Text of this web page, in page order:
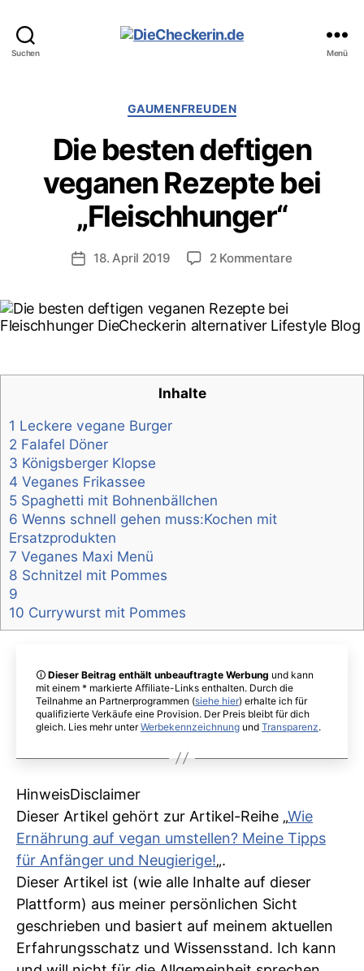
Suchen Menü
Kategorien
GAUMENFREUDEN
Die besten deftigen
veganen Rezepte bei
„Fleischhunger“
Veröffentlichungsdatum
18. April 2019 2 Kommentarezu
veganen
Inhalte
1 Leckere vegane Burger
2 Falafel Döner
3 Königsberger Klopse
4 Veganes Frikassee
5 Spaghetti mit Bohnenbällchen
6 Wenns schnell gehen muss:Kochen mit
Ersatzprodukten
7 Veganes Maxi Menü
8 Schnitzel mit Pommes
9
10 Currywurst mit Pommes
🛈 Dieser Beitrag enthält unbeauftragte Werbung und kann
mit einem * markierte Affiliate-Links enthalten. Durch die
Teilnahme an Partnerprogrammen (siehe hier) erhalte ich für
qualifizierte Verkäufe eine Provision. Der Preis bleibt für dich
gleich. Lies mehr unterWerbekennzeichnung und Transparenz.
HinweisDisclaimer
Dieser Artikel gehört zur Artikel-Reihe „Wie
Ernährung auf vegan umstellen? Meine Tipps
für Anfänger und Neugierige!„.
Dieser Artikel ist (wie alle Inhalte auf dieser
Plattform) aus meiner persönlichen Sicht
geschrieben und basiert auf meinem aktuellen
Erfahrungsschatz und Wissensstand. Ich kann